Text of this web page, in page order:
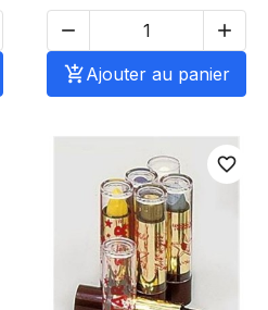


Ajouter au panier
favorite_border